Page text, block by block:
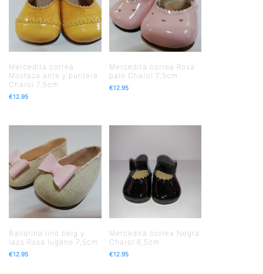
Mercedita correa
Mostaza ante y puntera
Charol 7,5cm
€12.95
Mercedita correa Rosa
palo Charol 7,5cm
€12.95
Bailarina lino beig y
lazo Rosa lugano 7,5cm
€12.95
Mercedita correa Negra
Charol 8,5cm
€12.95